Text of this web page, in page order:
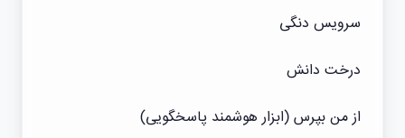
سرویس دنگی
درخت دانش
از من بپرس (ابزار هوشمند پاسخگویی)